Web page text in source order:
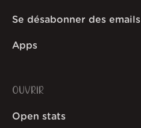
Se désabonner des emails
Apps
OUVRIR
Open stats